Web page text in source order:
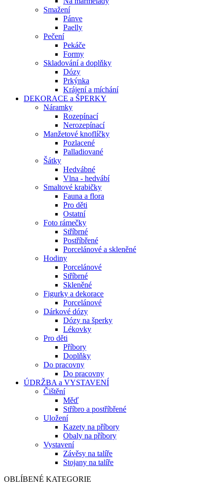
Smažení
Pánve
Paelly
Pečení
Pekáče
Formy
Skladování a doplňky
Dózy
Prkýnka
Krájení a míchání
DEKORACE a ŠPERKY
Náramky
Rozepínací
Nerozepínací
Manžetové knoflíčky
Pozlacené
Palladiované
Šátky
Hedvábné
Vlna - hedvábí
Smaltové krabičky
Fauna a flora
Pro děti
Ostatní
Foto rámečky
Stříbrné
Postříbřené
Porcelánové a skleněné
Hodiny
Porcelánové
Stříbrné
Skleněné
Figurky a dekorace
Porcelánové
Dárkové dózy
Dózy na šperky
Lékovky
Pro děti
Příbory
Doplňky
Do pracovny
Do pracovny
ÚDRŽBA a VYSTAVENÍ
Čištění
Měď
Stříbro a postříbřené
Uložení
Kazety na příbory
Obaly na příbory
Vystavení
Závěsy na talíře
Stojany na talíře
OBLÍBENÉ KATEGORIE